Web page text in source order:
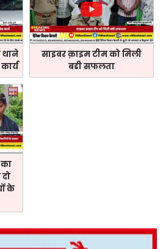
थाने
साइबर क़ाइम टीम को मिली
बडी सफलता
के